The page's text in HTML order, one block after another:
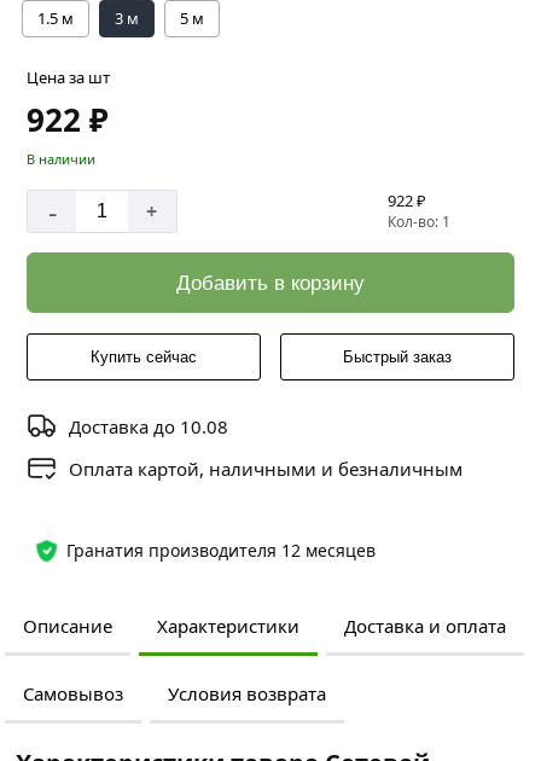
1.5 м
3 м 5 м
Гранатия производителя 12 месяцев
Цена за шт
922 ₽
В наличии
- + 922 ₽
Кол-во: 1
Добавить в корзину
Купить сейчас Быстрый заказ
Доставка до 10.08
Оплата картой, наличными и безналичным
Описание Характеристики Доставка и оплата
Самовывоз Условия возврата